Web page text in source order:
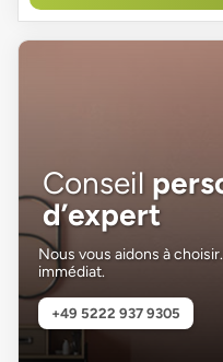
Conseil
d’expert
Nous vous aidons à
immédiat.
+49 5222 937 9305